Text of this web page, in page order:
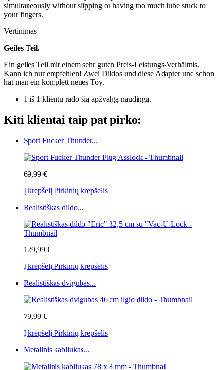
simultaneously without slipping or having too much lube stuck to
your fingers.
Vertinimas
Geiles Teil.
Ein geiles Teil mit einem sehr guten Preis-Leistungs-Verhältnis.
Kann ich nur empfehlen! Zwei Dildos und diese Adapter und schon
hat man ein komplett neues Toy.
1 iš 1 klientų rado šią apžvalgą naudingą.
Kiti klientai taip pat pirko:
Sport Fucker Thunder...
69,99 €
Į krepšelį Pirkinių krepšelis
Realistiškas dildo...
129,99 €
Į krepšelį Pirkinių krepšelis
Realistiškas dvigubas...
79,99 €
Į krepšelį Pirkinių krepšelis
Metalinis kabliukas...